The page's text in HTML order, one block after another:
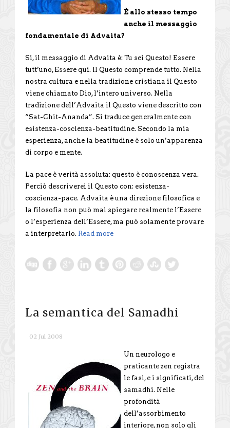
È allo stesso tempo
anche il messaggio
fondamentale di Advaita?
Sì, il messaggio di Advaita è: Tu sei Questo! Essere
tutt’uno, Essere qui. Il Questo comprende tutto. Nella
nostra cultura e nella tradizione cristiana il Questo
viene chiamato Dio, l’intero universo. Nella
tradizione dell’Advaita il Questo viene descritto con
“Sat-Chit-Ananda”. Si traduce generalmente con
esistenza-coscienza-beatitudine. Secondo la mia
esperienza, anche la beatitudine è solo un’apparenza
di corpo e mente.
La pace è verità assoluta: questo è conoscenza vera.
Perciò descriverei il Questo con: esistenza-
coscienza-pace. Advaita è una direzione filosofica e
la filosofia non può mai spiegare realmente l’Essere
o l’esperienza dell’Essere, ma può solamente provare
a interpretarlo. Read more
La semantica del Samadhi
02 Jul 2008
Un neurologo e
praticante zen registra
le fasi, e i significati, del
samadhi. Nelle
profondità
dell’assorbimento
interiore, non solo gli